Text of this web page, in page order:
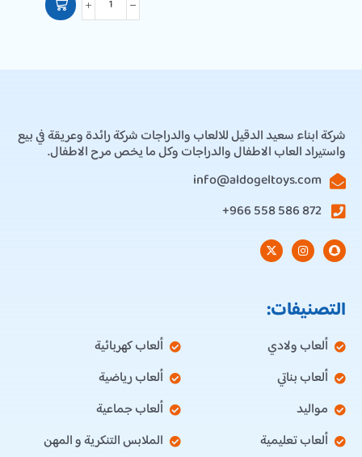
شركة ابناء سعيد الدقيل للالعاب والدراجات شركة رائدة وعريقة في بيع
واستيراد العاب الاطفال والدراجات وكل ما يخص مرح الاطفال.
info@aldogeltoys.com
872 586 558 966+
التصنيفات:
ألعاب ولادي
ألعاب بناتي
مواليد
ألعاب تعليمية
ألعاب كهربائية
ألعاب رياضية
ألعاب جماعية
الملابس التنكرية و المهن